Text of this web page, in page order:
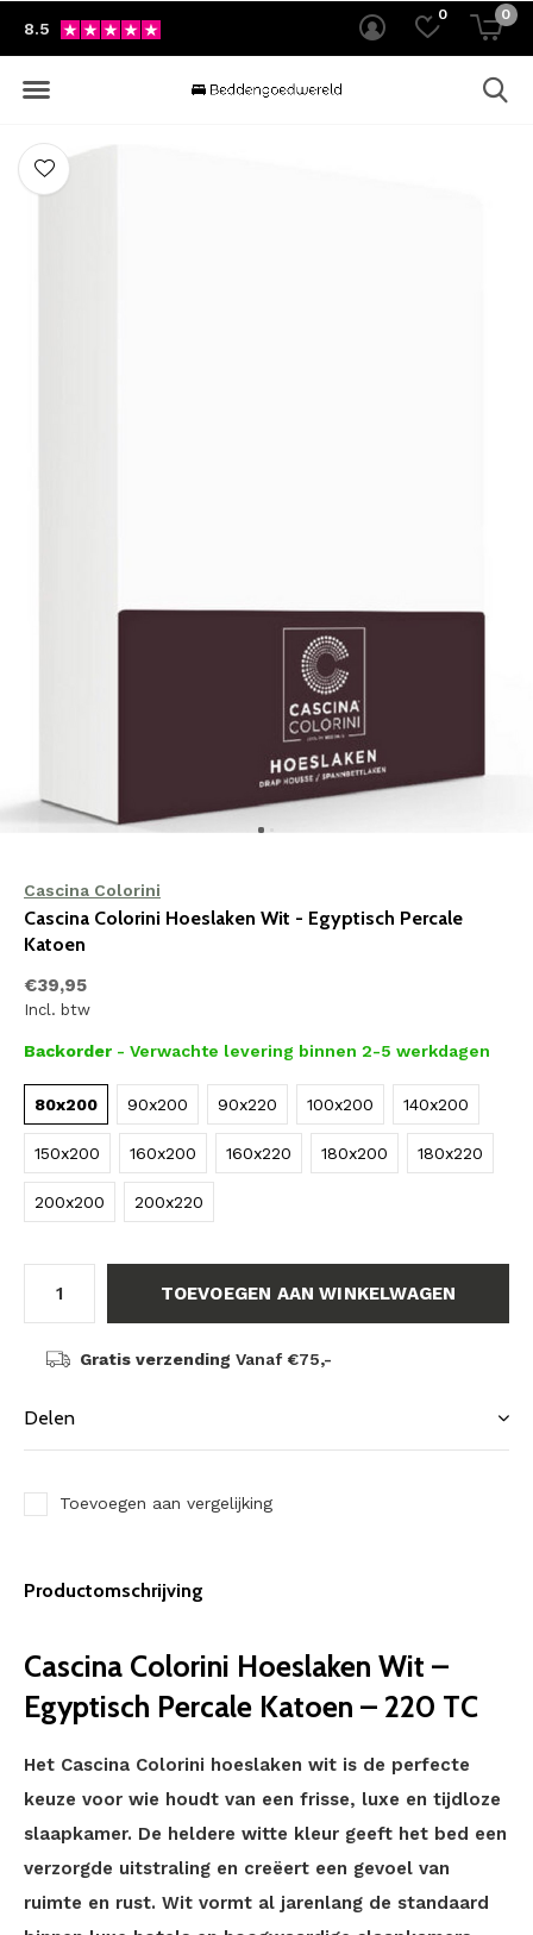
0 0
8.5
Cascina Colorini
Cascina Colorini Hoeslaken Wit - Egyptisch Percale
Katoen
€39,95
Incl. btw
Backorder - Verwachte levering binnen 2-5 werkdagen
80x200 90x200 90x220 100x200 140x200
150x200 160x200 160x220 180x200 180x220
200x200 200x220
TOEVOEGEN AAN WINKELWAGEN
Gratis verzending Vanaf €75,-
Delen
Toevoegen aan vergelijking
Productomschrijving
Cascina Colorini Hoeslaken Wit –
Egyptisch Percale Katoen – 220 TC
Het Cascina Colorini hoeslaken wit is de perfecte
keuze voor wie houdt van een frisse, luxe en tijdloze
slaapkamer. De heldere witte kleur geeft het bed een
verzorgde uitstraling en creëert een gevoel van
ruimte en rust. Wit vormt al jarenlang de standaard